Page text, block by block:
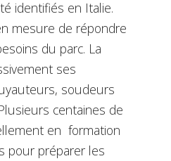
identifiés en Italie.
mesure de répondre
du parc. La
ses
soudeurs
centaines de
en formation
pour préparer les